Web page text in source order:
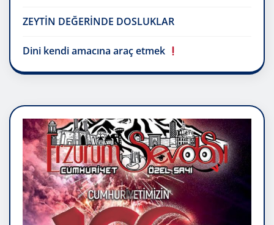
ZEYTİN DEĞERİNDE DOSLUKLAR
Dini kendi amacına araç etmek